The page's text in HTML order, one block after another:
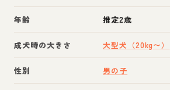
年齢 推定2歳
成犬時の大きさ 大型犬（20kg〜）
性別 男の子